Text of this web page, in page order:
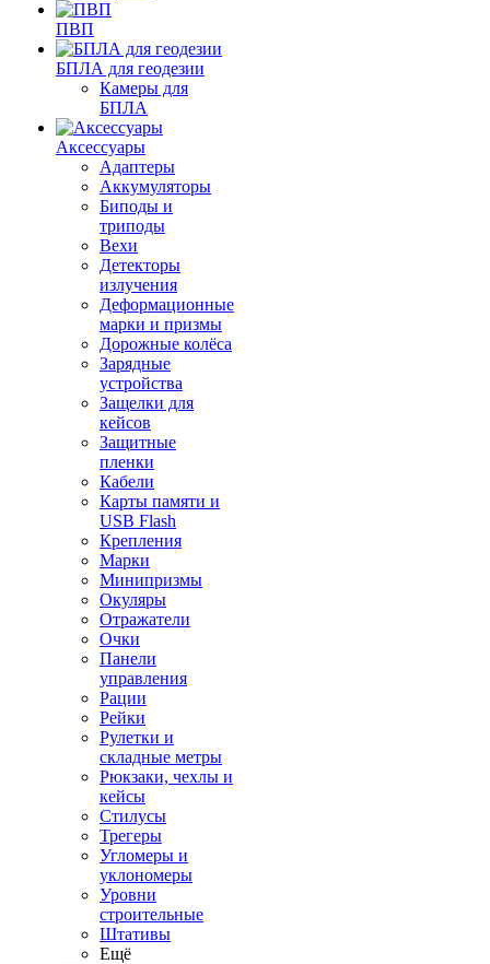
ПВП
БПЛА для геодезии
Камеры для
БПЛА
Аксессуары
Адаптеры
Аккумуляторы
Биподы и
триподы
Вехи
Детекторы
излучения
Деформационные
марки и призмы
Дорожные колёса
Зарядные
устройства
Защелки для
кейсов
Защитные
пленки
Кабели
Карты памяти и
USB Flash
Крепления
Марки
Минипризмы
Окуляры
Отражатели
Очки
Панели
управления
Рации
Рейки
Рулетки и
складные метры
Рюкзаки, чехлы и
кейсы
Стилусы
Трегеры
Угломеры и
уклономеры
Уровни
строительные
Штативы
Ещё